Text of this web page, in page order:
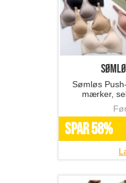
Sømløs
mærker,
SPAR 58%